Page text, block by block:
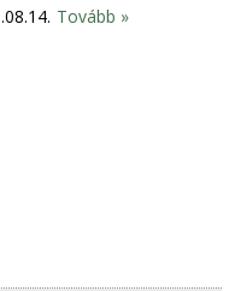
Tovább »